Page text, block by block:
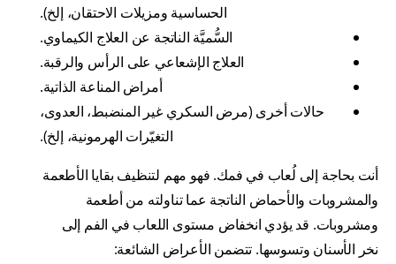
الحساسية ومزيلات الاحتقان، إلخ).
السُّميَّة الناتجة عن العلاج الكيماوي.
العلاج الإشعاعي على الرأس والرقبة.
أمراض المناعة الذاتية.
حالات أخرى (مرض السكري غير المنضبط، العدوى،
التغيّرات الهرمونية، إلخ).
أنت بحاجة إلى لُعاب في فمك. فهو مهم لتنظيف بقايا الأطعمة
والمشروبات والأحماض الناتجة عما تناولته من أطعمة
ومشروبات. قد يؤدي انخفاض مستوى اللعاب في الفم إلى
نخر الأسنان وتسوسها. تتضمن الأعراض الشائعة: